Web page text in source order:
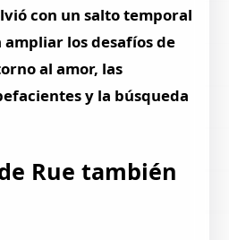
con un salto temporal
ampliar los desafíos de
al amor, las
y la búsqueda
Rue también